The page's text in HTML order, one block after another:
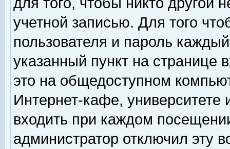
учетной записью. Для того
пользователя и пароль
указанный пункт на
это на общедоступном
Интернет-кафе, университете
входить при каждом
администратор отключил эту